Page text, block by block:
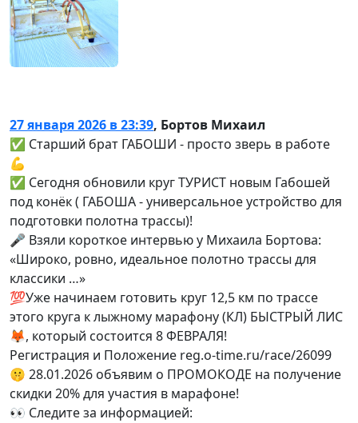
27 января 2026 в 23:39, Бортов Михаил
✅ Старший брат ГАБОШИ - просто зверь в работе
💪
✅ Сегодня обновили круг ТУРИСТ новым Габошей
под конёк ( ГАБОША - универсальное устройство для
подготовки полотна трассы)!
🎤 Взяли короткое интервью у Михаила Бортова:
«Широко, ровно, идеальное полотно трассы для
классики …»
💯Уже начинаем готовить круг 12,5 км по трассе
этого круга к лыжному марафону (КЛ) БЫСТРЫЙ ЛИС
🦊, который состоится 8 ФЕВРАЛЯ!
Регистрация и Положение reg.o-time.ru/race/26099
🤫 28.01.2026 объявим о ПРОМОКОДЕ на получение
скидки 20% для участия в марафоне!
👀 Следите за информацией: